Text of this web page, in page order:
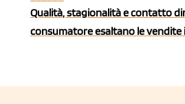
Qualità, stagionalità e contatto
consumatore esaltano le